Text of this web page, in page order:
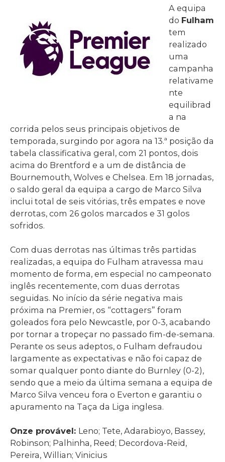
A equipa
do Fulham
tem
realizado
uma
campanha
relativame
nte
equilibrad
a na
corrida pelos seus principais objetivos de
temporada, surgindo por agora na 13.ª posição da
tabela classificativa geral, com 21 pontos, dois
acima do Brentford e a um de distância de
Bournemouth, Wolves e Chelsea. Em 18 jornadas,
o saldo geral da equipa a cargo de Marco Silva
inclui total de seis vitórias, três empates e nove
derrotas, com 26 golos marcados e 31 golos
sofridos.
Com duas derrotas nas últimas três partidas
realizadas, a equipa do Fulham atravessa mau
momento de forma, em especial no campeonato
inglês recentemente, com duas derrotas
seguidas. No início da série negativa mais
próxima na Premier, os “cottagers” foram
goleados fora pelo Newcastle, por 0-3, acabando
por tornar a tropeçar no passado fim-de-semana.
Perante os seus adeptos, o Fulham defraudou
largamente as expectativas e não foi capaz de
somar qualquer ponto diante do Burnley (0-2),
sendo que a meio da última semana a equipa de
Marco Silva venceu fora o Everton e garantiu o
apuramento na Taça da Liga inglesa.
Onze provável: Leno; Tete, Adarabioyo, Bassey,
Robinson; Palhinha, Reed; Decordova-Reid,
Pereira, Willian; Vinicius